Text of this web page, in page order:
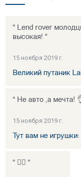
“ Lend rover
высокая! “
15 ноября 2019 г.
Великий путаник
“ Не авто ,а мечта!
15 ноября 2019 г.
Тут вам не
“ 👍🏻 “